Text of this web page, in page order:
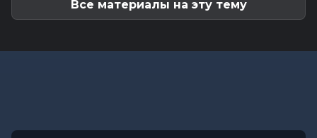
Все материалы на эту тему